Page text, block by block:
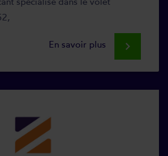
En savoir plus keyboard_arrow_right